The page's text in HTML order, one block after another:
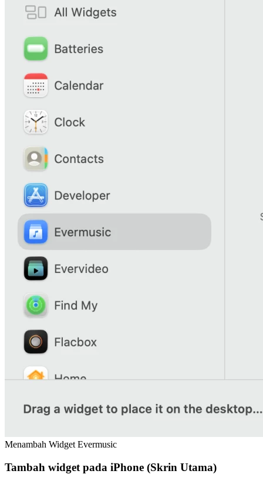
Menambah Widget Evermusic
Tambah widget pada iPhone (Skrin Utama)